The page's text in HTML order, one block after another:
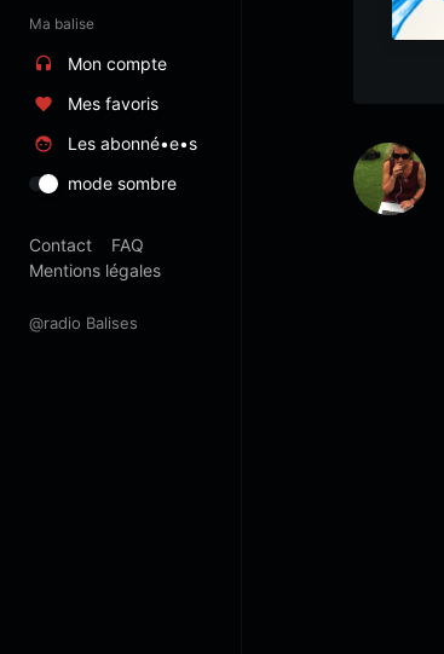
Ma balise
Mon compte
Mes favoris
Les abonné•e•s
mode sombre
Contact
FAQ
Mentions légales
@radio Balises